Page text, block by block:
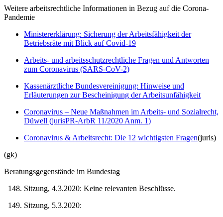
Weitere arbeitsrechtliche Informationen in Bezug auf die Corona-
Pandemie
Ministererklärung: Sicherung der Arbeitsfähigkeit der
Betriebsräte mit Blick auf Covid-19
Arbeits- und arbeitsschutzrechtliche Fragen und Antworten
zum Coronavirus (SARS-CoV-2)
Kassenärztliche Bundesvereinigung: Hinweise und
Erläuterungen zur Bescheinigung der Arbeitsunfähigkeit
Coronavirus – Neue Maßnahmen im Arbeits- und Sozialrecht,
Düwell (jurisPR-ArbR 11/2020 Anm. 1)
Coronavirus & Arbeitsrecht: Die 12 wichtigsten Fragen(juris)
(gk)
Beratungsgegenstände im Bundestag
Sitzung, 4.3.2020: Keine relevanten Beschlüsse.
Sitzung, 5.3.2020: